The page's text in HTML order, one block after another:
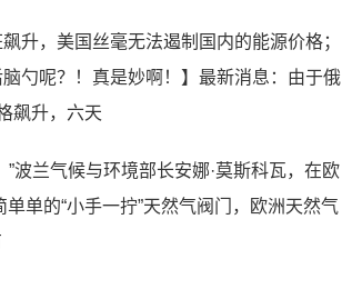
升，美国丝毫无法遏制国内的能源价格；
勺呢？！真是妙啊！】最新消息：由于俄
飙升，六天
波兰气候与环境部长安娜·莫斯科瓦，在欧
单的“小手一拧”天然气阀门，欧洲天然气